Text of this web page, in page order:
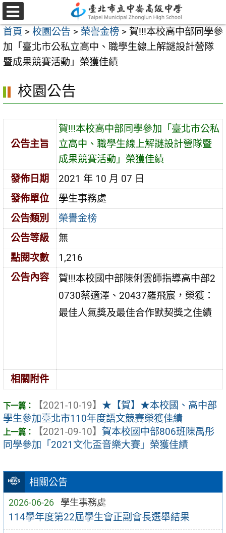
跳
至
主
要
內
區
選
單
首頁 > 校園公告 > 榮譽金榜 > 賀!!!本校高中部同學參
加「臺北市公私立高中、職學生線上解謎設計營隊
暨成果競賽活動」榮獲佳績
相關公告
2026-06-26 學生事務處
114學年度第22屆學生會正副會長選舉結果
校園公告
公告主旨
賀!!!本校高中部同學參加「臺北市公私
立高中、職學生線上解謎設計營隊暨
成果競賽活動」榮獲佳績
發佈日期
2021 年 10 月 07 日
發佈單位
學生事務處
公告類別
榮譽金榜
公告等級
無
點閱次數
1,216
公告內容
賀!!!本校國中部陳俐雲師指導高中部2
0730蔡適澤、20437羅飛宸，榮獲：
最佳人氣獎及最佳合作默契獎之佳績
相關附件
【2021-10-19】 ★【賀】★本校國、高中部
學生參加臺北市110年度語文競賽榮獲佳績
【2021-09-10】 賀本校國中部806班陳禹彤
同學參加「2021文化盃音樂大賽」榮獲佳績